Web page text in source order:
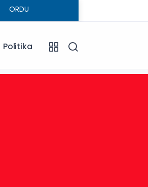
Politika